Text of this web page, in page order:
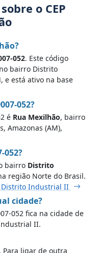
o CEP
052. Este código
bairro Distrito
e está ativo na base
052?
é Rua Mexilhão, bairro
Amazonas (AM),
052?
bairro Distrito
região Norte do Brasil.
Distrito Industrial II
cidade?
052 fica na cidade de
II.
. Para ligar de outra